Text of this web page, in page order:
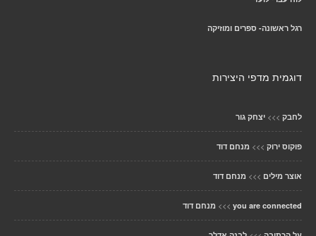
רגל ראשונה- ספרים ומוזיקה
דוגמית מדפי היצירות
לחבק >>> יצחק גור
פוקוס ירוק >>> מנחם דוד
אוצר מילים >>> מנחם דוד
you are connected
>>> מנחם דוד